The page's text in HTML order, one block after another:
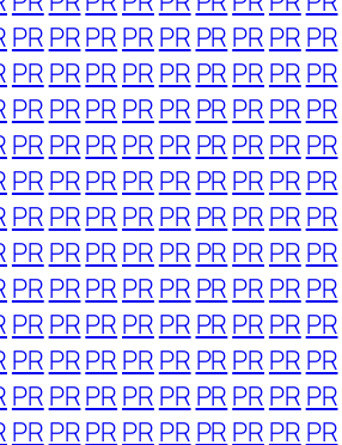
PR PRPR PR PR PR PR PR PR
PR PRPR PR PR PR PR PR PR
PR PRPR PR PR PR PR PR PR
PR PRPR PR PR PR PR PR PR
PR PRPR PR PR PR PR PR PR
PR PRPR PR PR PR PR PR PR
PR PRPR PR PR PR PR PR PR
PR PRPR PR PR PR PR PR PR
PR PRPR PR PR PR PR PR PR
PR PRPR PR PR PR PR PR PR
PR PRPR PR PR PR PR PR PR
PR PRPR PR PR PR PR PR PR